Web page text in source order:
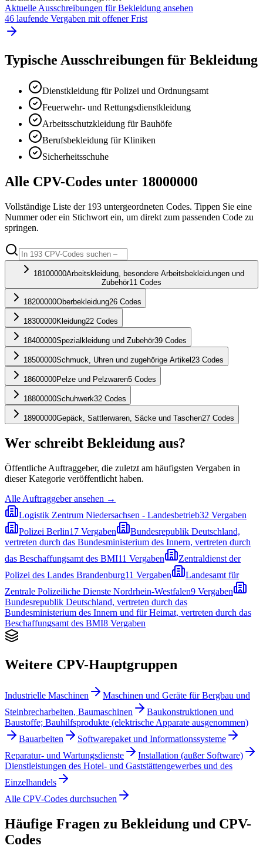
Aktuelle Ausschreibungen fürBekleidung ansehen
46 laufende Vergaben mit offener Frist
Typische Ausschreibungen für Bekleidung
Dienstkleidung für Polizei und Ordnungsamt
Feuerwehr- und Rettungsdienstkleidung
Arbeitsschutzkleidung für Bauhöfe
Berufsbekleidung für Kliniken
Sicherheitsschuhe
Alle CPV-Codes unter 18000000
Vollständige Liste der 193 untergeordneten Codes. Tippen Sie eine
Nummer oder ein Stichwort ein, um direkt zum passenden Code zu
springen.
18100000Arbeitskleidung, besondere Arbeitsbekleidungen und
Zubehör11 Codes
18200000Oberbekleidung26 Codes
18300000Kleidung22 Codes
18400000Spezialkleidung und Zubehör39 Codes
18500000Schmuck, Uhren und zugehörige Artikel23 Codes
18600000Pelze und Pelzwaren5 Codes
18800000Schuhwerk32 Codes
18900000Gepäck, Sattlerwaren, Säcke und Taschen27 Codes
Wer schreibt Bekleidung aus?
Öffentliche Auftraggeber, die zuletzt am häufigsten Vergaben in
dieser Kategorie veröffentlicht haben.
Alle Auftraggeber ansehen →
Logistik Zentrum Niedersachsen - Landesbetrieb32 Vergaben
Polizei Berlin17 Vergaben
Bundesrepublik Deutschland,
vertreten durch das Bundesministerium des Innern, vertreten durch
das Beschaffungsamt des BMI11 Vergaben
Zentraldienst der
Polizei des Landes Brandenburg11 Vergaben
Landesamt für
Zentrale Polizeiliche Dienste Nordrhein-Westfalen9 Vergaben
Bundesrepublik Deutschland, vertreten durch das
Bundesministerium des Innern und für Heimat, vertreten durch das
Beschaffungsamt des BMI8 Vergaben
Weitere CPV-Hauptgruppen
Industrielle Maschinen
Maschinen und Geräte für Bergbau und
Steinbrecharbeiten, Baumaschinen
Baukonstruktionen und
Baustoffe; Bauhilfsprodukte (elektrische Apparate ausgenommen)
Bauarbeiten
Softwarepaket und Informationssysteme
Reparatur- und Wartungsdienste
Installation (außer Software)
Dienstleistungen des Hotel- und Gaststättengewerbes und des
Einzelhandels
Alle CPV-Codes durchsuchen
Häufige Fragen zu Bekleidung und CPV-
Codes